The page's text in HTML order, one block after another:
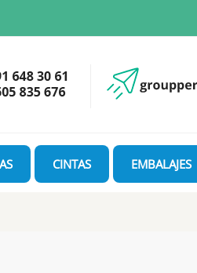
CINTAS EMBALAJES